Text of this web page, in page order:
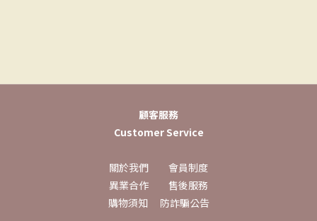
顧客服務
Customer Service
關於我們
會員制度
異業合作
售後服務
購物須知
防詐騙公告